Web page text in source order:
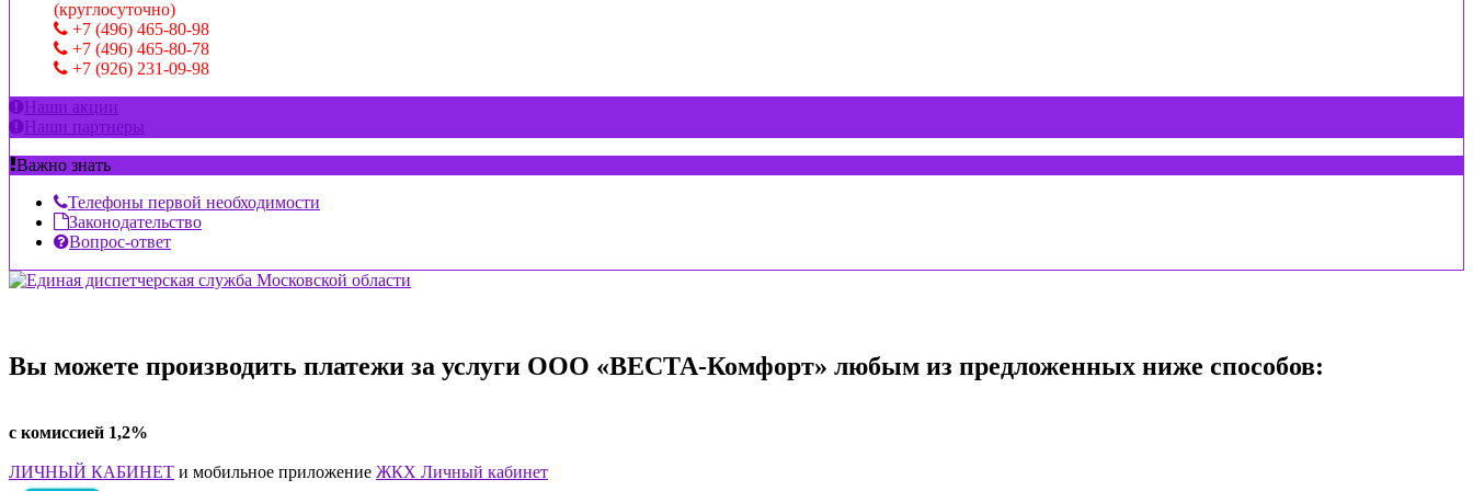
(круглосуточно)
+7 (496) 465-80-98
+7 (496) 465-80-78
+7 (926) 231-09-98
Наши акции
Наши партнеры
Важно знать
Телефоны первой необходимости
Законодательство
Вопрос-ответ
Вы можете производить платежи за услуги ООО «ВЕСТА-Комфорт» любым из предложенных ниже способов:
с комиссией 1,2%
ЛИЧНЫЙ КАБИНЕТ и мобильное приложение ЖКХ Личный кабинет